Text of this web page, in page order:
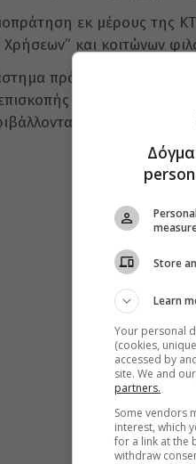
εκ μέρους της
και κοιτώνων
πρόκειται να
Αθηνών και
χώρου των
Store
Learn
Your personal
(cookies,
accessed by
site. We and
partners.
Some vendors
interest, which
for a link at the
withdraw